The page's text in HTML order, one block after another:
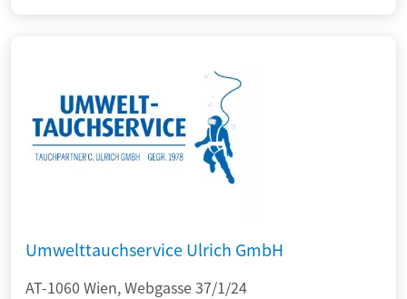
Umwelttauchservice Ulrich GmbH
AT-1060 Wien, Webgasse 37/1/24